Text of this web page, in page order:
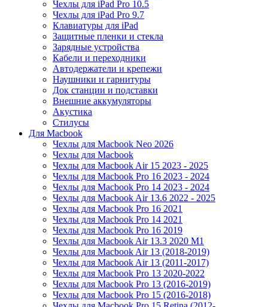
Чехлы для iPad Pro 10.5
Чехлы для iPad Pro 9.7
Клавиатуры для iPad
Защитные пленки и стекла
Зарядные устройства
Кабели и переходники
Автодержатели и крепежи
Наушники и гарнитуры
Док станции и подставки
Внешние аккумуляторы
Акустика
Стилусы
Для Macbook
Чехлы для Macbook Neo 2026
Чехлы для Macbook
Чехлы для Macbook Air 15 2023 - 2025
Чехлы для Macbook Pro 16 2023 - 2024
Чехлы для Macbook Pro 14 2023 - 2024
Чехлы для Macbook Air 13.6 2022 - 2025
Чехлы для Macbook Pro 16 2021
Чехлы для Macbook Pro 14 2021
Чехлы для Macbook Pro 16 2019
Чехлы для Macbook Air 13.3 2020 M1
Чехлы для Macbook Air 13 (2018-2019)
Чехлы для Macbook Air 13 (2011-2017)
Чехлы для Macbook Pro 13 2020-2022
Чехлы для Macbook Pro 13 (2016-2019)
Чехлы для Macbook Pro 15 (2016-2018)